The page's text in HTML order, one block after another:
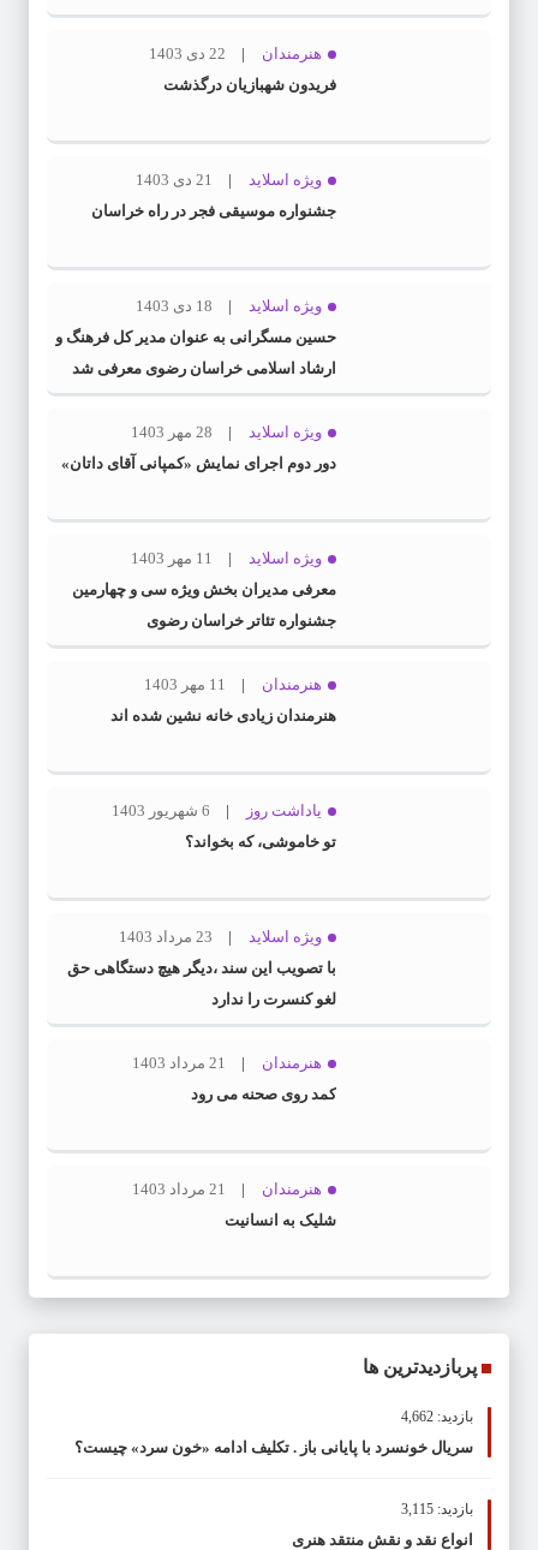
هنرمندان
22 دی 1403
فریدون شهبازیان درگذشت
ویژه اسلاید
21 دی 1403
جشنواره موسیقی فجر در راه خراسان
ویژه اسلاید
18 دی 1403
حسین مسگرانی به عنوان مدیر کل فرهنگ و
ارشاد اسلامی خراسان رضوی معرفی شد
ویژه اسلاید
28 مهر 1403
دور دوم اجرای نمایش «کمپانی آقای داتان»
ویژه اسلاید
11 مهر 1403
معرفی مدیران بخش ویژه سی و چهارمین
جشنواره تئاتر خراسان رضوی
هنرمندان
11 مهر 1403
هنرمندان زیادی خانه نشین شده اند
یاداشت روز
6 شهریور 1403
تو خاموشی، که بخواند؟
ویژه اسلاید
23 مرداد 1403
با تصویب این سند ،دیگر هیچ دستگاهی حق
لغو کنسرت را ندارد
هنرمندان
21 مرداد 1403
کمد روی صحنه می رود
هنرمندان
21 مرداد 1403
شلیک به انسانیت
پربازدیدترین ها
بازدید: 4,662
سریال خونسرد با پایانی باز . تکلیف ادامه «خون سرد» چیست؟
بازدید: 3,115
انواع نقد و نقش منتقد هنری